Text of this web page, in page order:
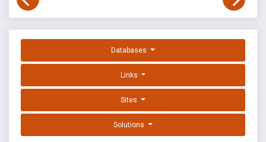
Databases
Links
Sites
Solutions